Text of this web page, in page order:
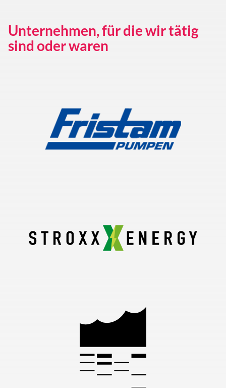
Unternehmen, für die wir tätig
sind oder waren